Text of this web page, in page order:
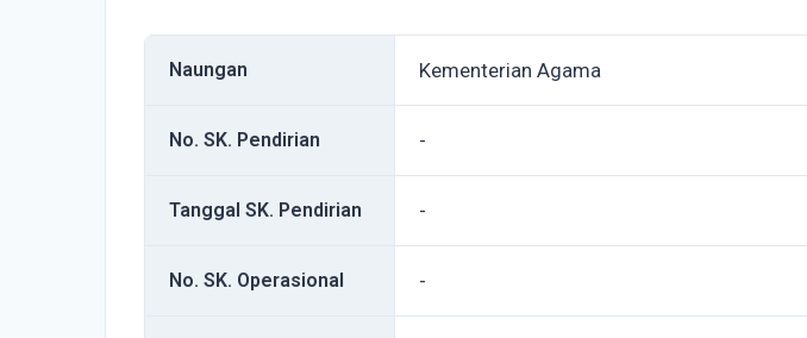
Naungan Kementerian Agama
No. SK. Pendirian -
Tanggal SK. Pendirian -
No. SK. Operasional -